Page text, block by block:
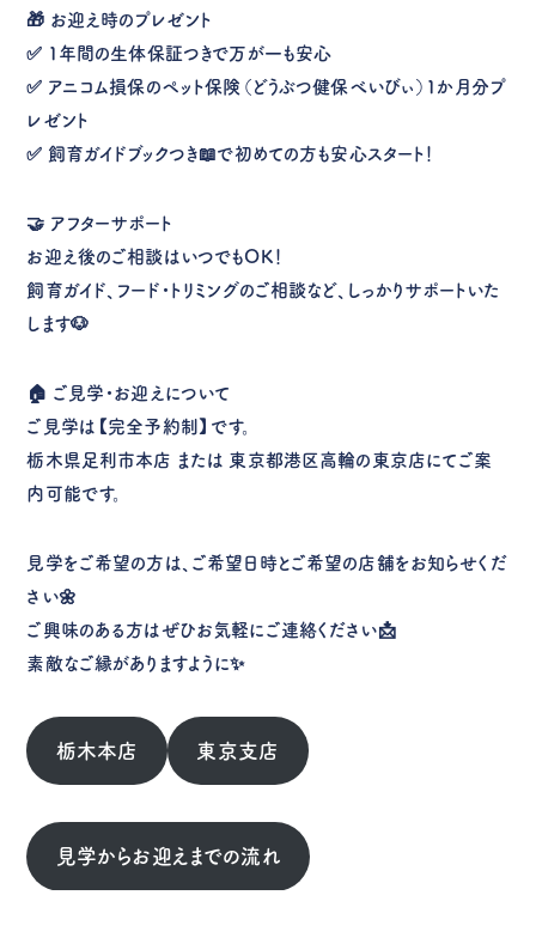
🎁 お迎え時のプレゼント
✅ 1年間の生体保証つきで万が一も安心
✅ アニコム損保のペット保険（どうぶつ健保べいびぃ）1か月分プ
レゼント
✅ 飼育ガイドブックつき📖で初めての方も安心スタート！
🤝 アフターサポート
お迎え後のご相談はいつでもOK！
飼育ガイド、フード・トリミングのご相談など、しっかりサポートいた
します🐶
🏠 ご見学・お迎えについて
ご見学は【完全予約制】です。
栃木県足利市本店 または 東京都港区高輪の東京店にてご案
内可能です。
見学をご希望の方は、ご希望日時とご希望の店舗をお知らせくだ
さい🌼
ご興味のある方はぜひお気軽にご連絡ください📩
素敵なご縁がありますように✨
栃木本店 東京支店
見学からお迎えまでの流れ